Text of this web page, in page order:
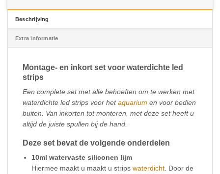
Beschrijving
Extra informatie
Montage- en inkort set voor waterdichte led
strips
Een complete set met alle behoeften om te werken met
waterdichte led strips voor hetaquarium en voor bedien
buiten. Van inkorten tot monteren, met deze set heeft u
altijd de juiste spullen bij de hand.
Deze set bevat de volgende onderdelen
10ml watervaste siliconen lijm
Hiermee maakt u maakt u stripswaterdicht . Door de